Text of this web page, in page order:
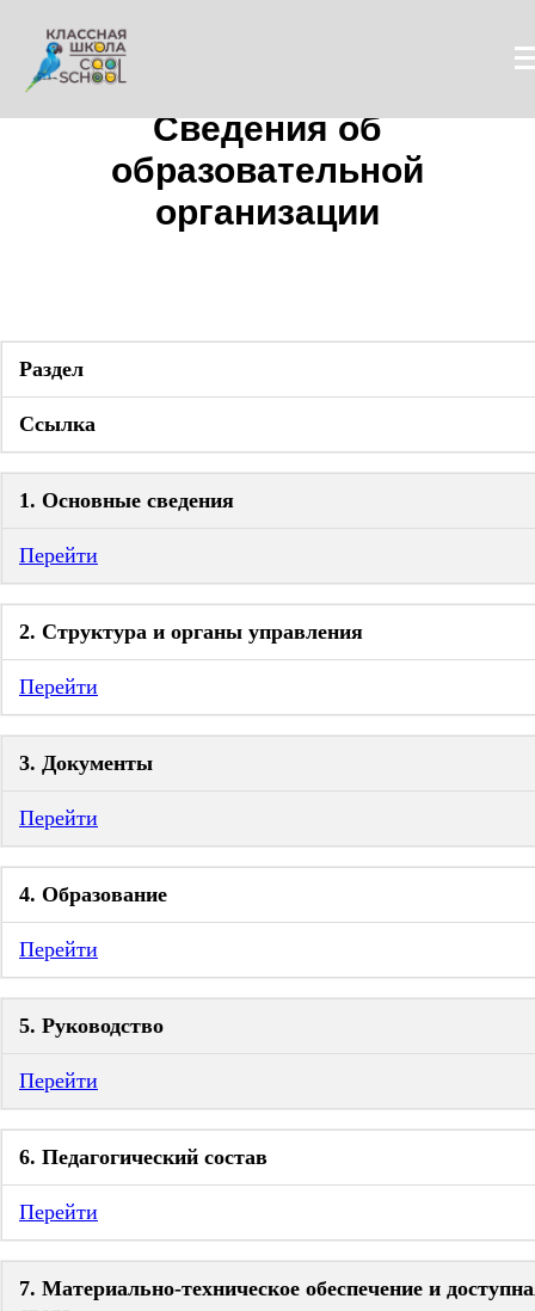
Сведения об
образовательной
организации
Раздел
Ссылка
1. Основные сведения
Перейти
2. Структура и органы управления
Перейти
3. Документы
Перейти
4. Образование
Перейти
5. Руководство
Перейти
6. Педагогический состав
Перейти
7. Материально-техническое обеспечение и